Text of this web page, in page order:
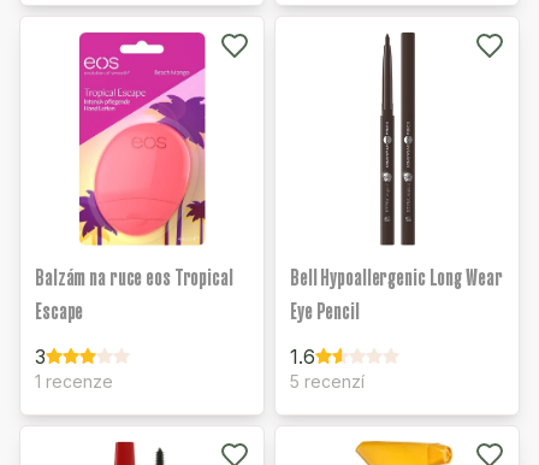
Balzám na ruce eos Tropical
Escape
3
1 recenze
Bell Hypoallergenic Long Wear
Eye Pencil
1.6
5 recenzí